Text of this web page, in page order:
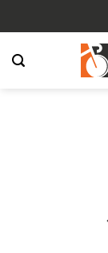
Inhalt
springen